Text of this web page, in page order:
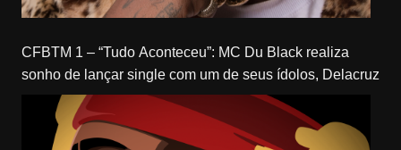
CFBTM 1 – “Tudo Aconteceu”: MC Du Black realiza
sonho de lançar single com um de seus ídolos, Delacruz